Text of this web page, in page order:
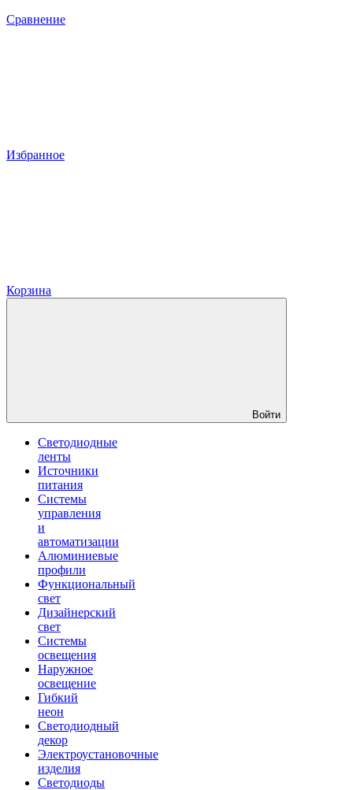
Сравнение
Избранное
Корзина
Войти
Светодиодные
ленты
Источники
питания
Системы
управления
и
автоматизации
Алюминиевые
профили
Функциональный
свет
Дизайнерский
свет
Системы
освещения
Наружное
освещение
Гибкий
неон
Светодиодный
декор
Электроустановочные
изделия
Светодиоды